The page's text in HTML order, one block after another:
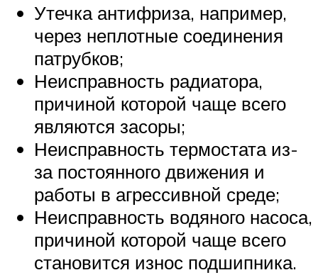
Утечка антифриза, например,
через неплотные соединения
патрубков;
Неисправность радиатора,
причиной которой чаще всего
являются засоры;
Неисправность термостата из-
за постоянного движения и
работы в агрессивной среде;
Неисправность водяного насоса,
причиной которой чаще всего
становится износ подшипника.